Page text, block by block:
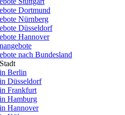
Dortmund
Nürnberg
Düsseldorf
Hannover
nach Bundesland
Berlin
Düsseldorf
Frankfurt
Hamburg
Hannover